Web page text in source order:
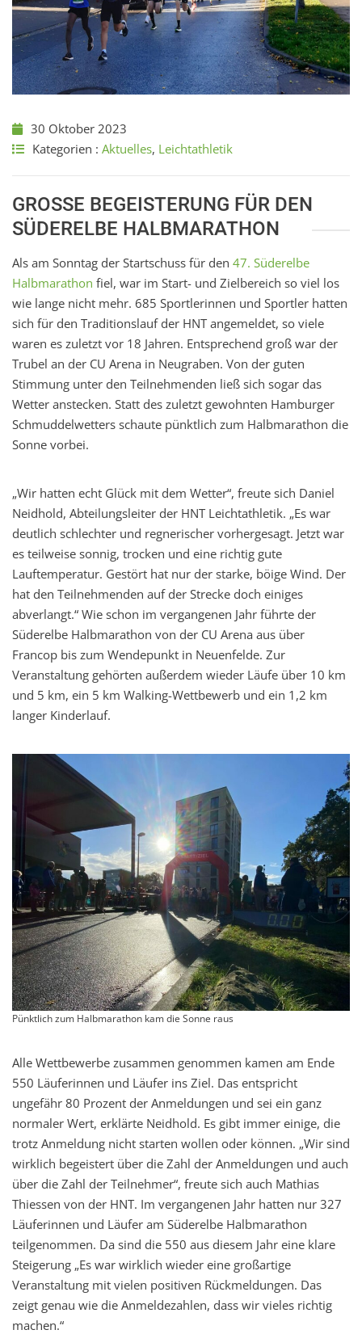
30 Oktober 2023
Kategorien : Aktuelles, Leichtathletik
GROSSE BEGEISTERUNG FÜR DEN S
ÜDERELBE HALBMARATHON
Als am Sonntag der Startschuss für den 47. Süderelbe
Halbmarathon fiel, war im Start- und Zielbereich so viel los
wie lange nicht mehr. 685 Sportlerinnen und Sportler hatten
sich für den Traditionslauf der HNT angemeldet, so viele
waren es zuletzt vor 18 Jahren. Entsprechend groß war der
Trubel an der CU Arena in Neugraben. Von der guten
Stimmung unter den Teilnehmenden ließ sich sogar das
Wetter anstecken. Statt des zuletzt gewohnten Hamburger
Schmuddelwetters schaute pünktlich zum Halbmarathon die
Sonne vorbei.
„Wir hatten echt Glück mit dem Wetter“, freute sich Daniel
Neidhold, Abteilungsleiter der HNT Leichtathletik. „Es war
deutlich schlechter und regnerischer vorhergesagt. Jetzt war
es teilweise sonnig, trocken und eine richtig gute
Lauftemperatur. Gestört hat nur der starke, böige Wind. Der
hat den Teilnehmenden auf der Strecke doch einiges
abverlangt.“ Wie schon im vergangenen Jahr führte der
Süderelbe Halbmarathon von der CU Arena aus über
Francop bis zum Wendepunkt in Neuenfelde. Zur
Veranstaltung gehörten außerdem wieder Läufe über 10 km
und 5 km, ein 5 km Walking-Wettbewerb und ein 1,2 km
langer Kinderlauf.
Pünktlich zum Halbmarathon kam die Sonne raus
Alle Wettbewerbe zusammen genommen kamen am Ende
550 Läuferinnen und Läufer ins Ziel. Das entspricht
ungefähr 80 Prozent der Anmeldungen und sei ein ganz
normaler Wert, erklärte Neidhold. Es gibt immer einige, die
trotz Anmeldung nicht starten wollen oder können. „Wir sind
wirklich begeistert über die Zahl der Anmeldungen und auch
über die Zahl der Teilnehmer“, freute sich auch Mathias
Thiessen von der HNT. Im vergangenen Jahr hatten nur 327
Läuferinnen und Läufer am Süderelbe Halbmarathon
teilgenommen. Da sind die 550 aus diesem Jahr eine klare
Steigerung „Es war wirklich wieder eine großartige
Veranstaltung mit vielen positiven Rückmeldungen. Das
zeigt genau wie die Anmeldezahlen, dass wir vieles richtig
machen.“